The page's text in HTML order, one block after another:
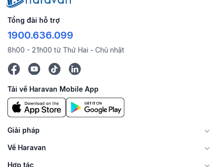
Tổng đài hỗ trợ
1900.636.099
8h00 - 21h00 từ Thứ Hai - Chủ nhật
Tải về Haravan Mobile App
Giải pháp
Về Haravan
Hợp tác